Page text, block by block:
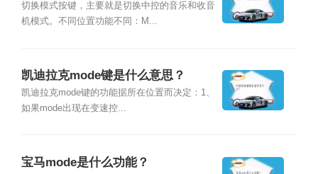
切换模式按键，主要就是切换中控的音乐和收音
机模式。不同位置功能不同：M...
凯迪拉克mode键是什么意思？
凯迪拉克mode键的功能据所在位置而决定：1、
如果mode出现在变速控...
宝马mode是什么功能？